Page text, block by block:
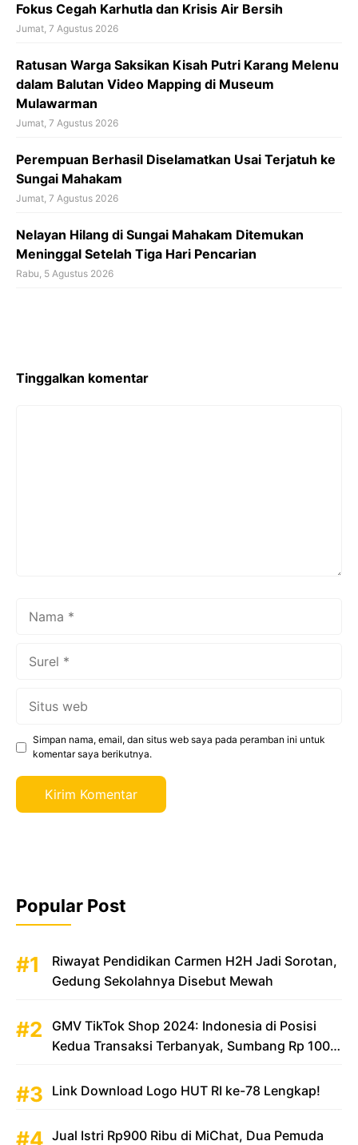
Fokus Cegah Karhutla dan Krisis Air Bersih
Jumat, 7 Agustus 2026
Ratusan Warga Saksikan Kisah Putri Karang Melenu
dalam Balutan Video Mapping di Museum
Mulawarman
Jumat, 7 Agustus 2026
Perempuan Berhasil Diselamatkan Usai Terjatuh ke
Sungai Mahakam
Jumat, 7 Agustus 2026
Nelayan Hilang di Sungai Mahakam Ditemukan
Meninggal Setelah Tiga Hari Pencarian
Rabu, 5 Agustus 2026
Tinggalkan komentar
Simpan nama, email, dan situs web saya pada peramban ini untuk
komentar saya berikutnya.
Popular Post
Riwayat Pendidikan Carmen H2H Jadi Sorotan,
Gedung Sekolahnya Disebut Mewah
GMV TikTok Shop 2024: Indonesia di Posisi
Kedua Transaksi Terbanyak, Sumbang Rp 100
Link Download Logo HUT RI ke-78 Lengkap!
Jual Istri Rp900 Ribu di MiChat, Dua Pemuda